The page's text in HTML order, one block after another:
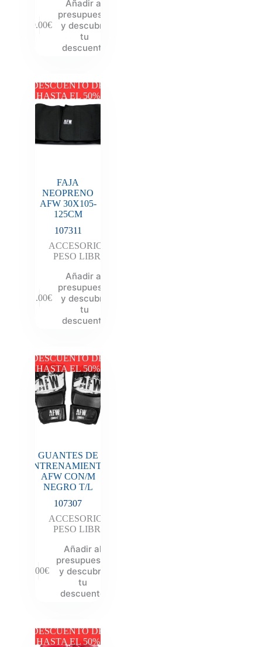
69.00€
Añadir al
presupuesto
y descubre
tu
descuento
DESCUENTO DE
HASTA EL 50%
FAJA
NEOPRENO
AFW 30X105-
125CM
107311
ACCESORIOS
PESO LIBRE
11.00€
Añadir al
presupuesto
y descubre
tu
descuento
DESCUENTO DE
HASTA EL 50%
GUANTES DE
ENTRENAMIENTO
AFW CON/M
NEGRO T/L
107307
ACCESORIOS
PESO LIBRE
9.00€
Añadir al
presupuesto
y descubre
tu
descuento
DESCUENTO DE
HASTA EL 50%